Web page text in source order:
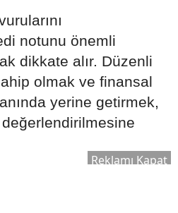
notunu önemli
dikkate alır. Düzenli
olmak ve finansal
yerine getirmek,
Reklamı Kapat